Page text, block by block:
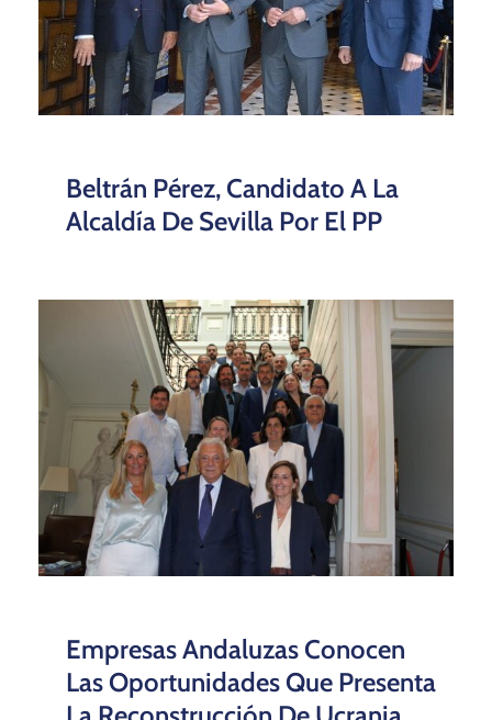
Beltrán Pérez, Candidato A La
Alcaldía De Sevilla Por El PP
Empresas Andaluzas Conocen
Las Oportunidades Que Presenta